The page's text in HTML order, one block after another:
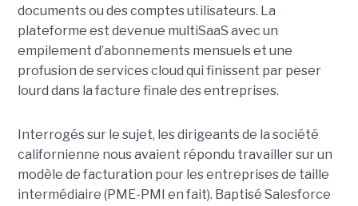
documents ou des comptes utilisateurs. La
plateforme est devenue multiSaaS avec un
empilement d’abonnements mensuels et une
profusion de services cloud qui finissent par peser
lourd dans la facture finale des entreprises.
Interrogés sur le sujet, les dirigeants de la société
californienne nous avaient répondu travailler sur un
modèle de facturation pour les entreprises de taille
intermédiaire (PME-PMI en fait). Baptisé Salesforce